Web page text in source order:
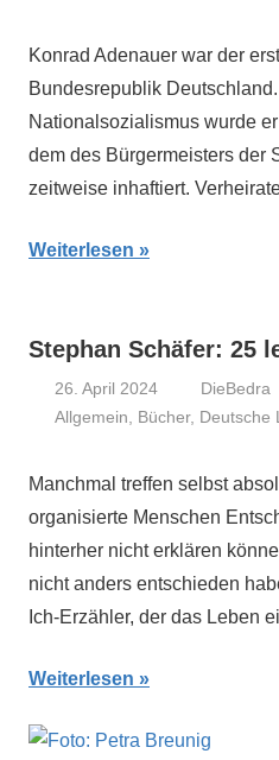
Konrad Adenauer war der
Bundesrepublik
Nationalsozialismus wurde
dem des Bürgermeisters der
zeitweise inhaftiert.
Weiterlesen
Stephan Schäfer: 25
26. April 2024
DieBedra
Allgemein
Bücher, Deutsche
Manchmal treffen selbst
organisierte Menschen
hinterher nicht erklären
nicht anders entschieden
Ich-Erzähler, der das Leben
Weiterlesen